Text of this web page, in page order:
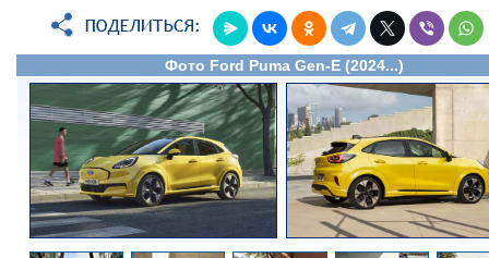
Фото Ford Puma Gen-E (2024...)